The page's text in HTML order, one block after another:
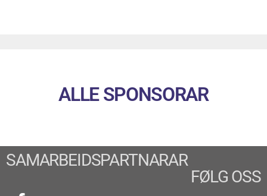
ALLE SPONSORAR
SAMARBEIDSPARTNARAR
FØLG OSS